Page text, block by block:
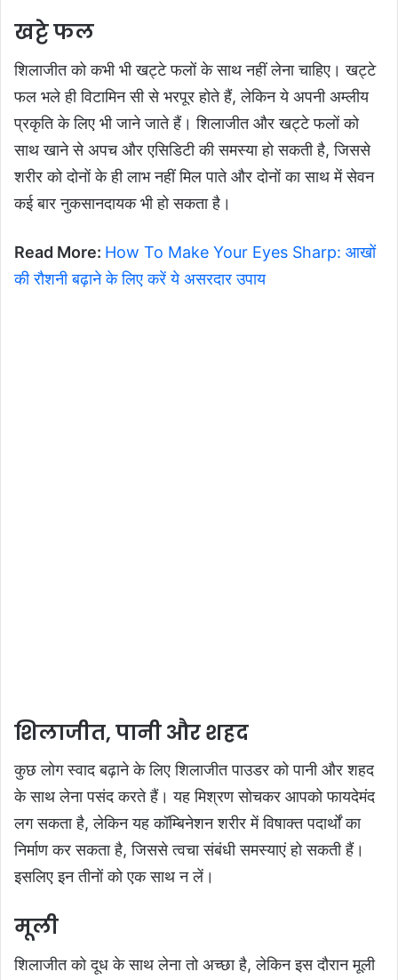
खट्टे फल
शिलाजीत को कभी भी खट्टे फलों के साथ नहीं लेना चाहिए। खट्टे
फल भले ही विटामिन सी से भरपूर होते हैं, लेकिन ये अपनी अम्लीय
प्रकृति के लिए भी जाने जाते हैं। शिलाजीत और खट्टे फलों को
साथ खाने से अपच और एसिडिटी की समस्या हो सकती है, जिससे
शरीर को दोनों के ही लाभ नहीं मिल पाते और दोनों का साथ में सेवन
कई बार नुकसानदायक भी हो सकता है।
Read More: How To Make Your Eyes Sharp: आखों
की रौशनी बढ़ाने के लिए करें ये असरदार उपाय
शिलाजीत, पानी और शहद
कुछ लोग स्वाद बढ़ाने के लिए शिलाजीत पाउडर को पानी और शहद
के साथ लेना पसंद करते हैं। यह मिश्रण सोचकर आपको फायदेमंद
लग सकता है, लेकिन यह कॉम्बिनेशन शरीर में विषाक्त पदार्थों का
निर्माण कर सकता है, जिससे त्वचा संबंधी समस्याएं हो सकती हैं।
इसलिए इन तीनों को एक साथ न लें।
मूली
शिलाजीत को दूध के साथ लेना तो अच्‍छा है, लेकिन इस दौरान मूली